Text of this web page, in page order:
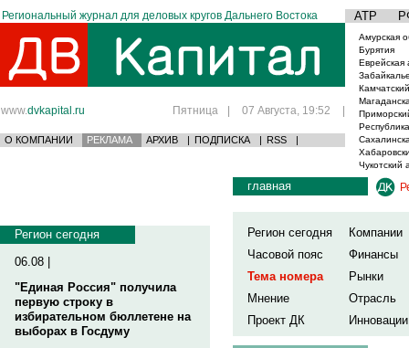
Региональный журнал для деловых кругов Дальнего Востока АТР
www.dvkapital.ru Пятница | 07 Августа, 19:52 |
О КОМПАНИИ РЕКЛАМА АРХИВ | ПОДПИСКА | RSS |
Амурская
Бурятия
Еврейская
Чукотский
Регион сегодня
06.08 |
"Единая Россия" получила
первую строку в
избирательном бюллетене на
выборах в Госдуму
главная
Регион сегодня
Компании
Часовой пояс
Финансы
Тема номера
Рынки
Мнение
Отрасль
Проект ДК
Инновации